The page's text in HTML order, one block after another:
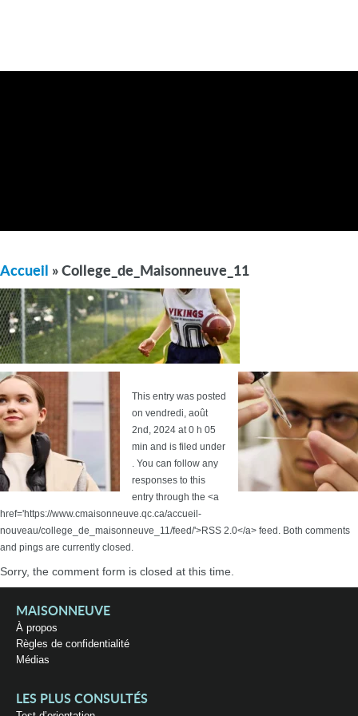
Accueil » College_de_Maisonneuve_11
This entry was posted
on vendredi, août
2nd, 2024 at 0 h 05
min and is filed under
. You can follow any
responses to this
entry through the <a
href='https://www.cmaisonneuve.qc.ca/accueil-
nouveau/college_de_maisonneuve_11/feed/'>RSS 2.0</a> feed. Both comments
and pings are currently closed.
Sorry, the comment form is closed at this time.
MAISONNEUVE
À propos
Règles de confidentialité
Médias
LES PLUS CONSULTÉS